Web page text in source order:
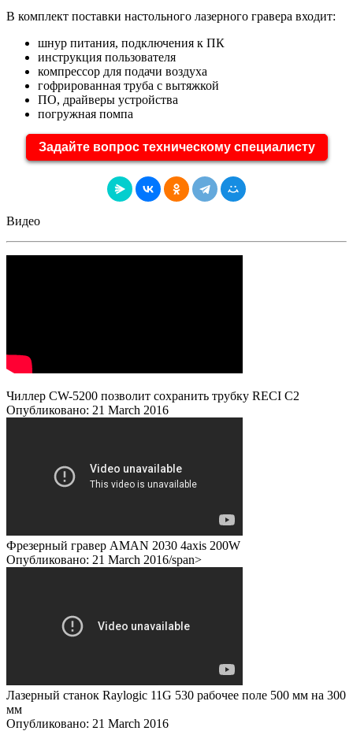
В комплект поставки настольного лазерного гравера входит:
шнур питания, подключения к ПК
инструкция пользователя
компрессор для подачи воздуха
гофрированная труба с вытяжкой
ПО, драйверы устройства
погружная помпа
Задайте вопрос техническому специалисту
Видео
Чиллер CW-5200 позволит сохранить трубку RECI C2
Опубликовано: 21 March 2016
Фрезерный гравер AMAN 2030 4axis 200W
Опубликовано: 21 March 2016/span>
Лазерный станок Raylogic 11G 530 рабочее поле 500 мм на 300
мм
Опубликовано: 21 March 2016